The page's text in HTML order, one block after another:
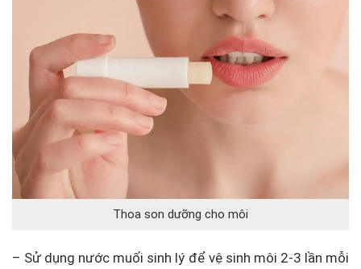
Thoa son dưỡng cho môi
– Sử dụng nước muối sinh lý để vệ sinh môi 2-3 lần mỗi